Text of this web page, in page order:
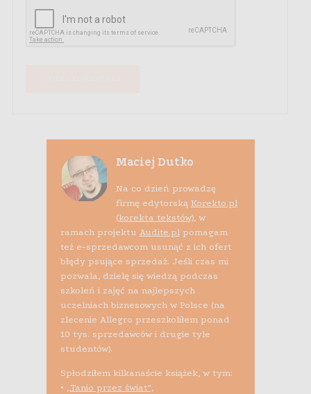
Maciej Dutko
Na co dzień prowadzę
firmę edytorską Korekto.pl
(korekta tekstów), w
ramach projektu Audite.plpomagam
też e-sprzedawcom usunąć z ich ofert
błędy psujące sprzedaż. Jeśli czas mi
pozwala, dzielę się wiedzą podczas
szkoleń i zajęć na najlepszych
uczelniach biznesowych w Polsce (na
zlecenie Allegro przeszkoliłem ponad
10 tys. sprzedawców i drugie tyle
studentów).
Spłodziłem kilkanaście książek, w tym:
• „Tanio przez świat”,